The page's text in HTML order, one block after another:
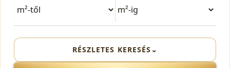
RÉSZLETES KERESÉS ⌄